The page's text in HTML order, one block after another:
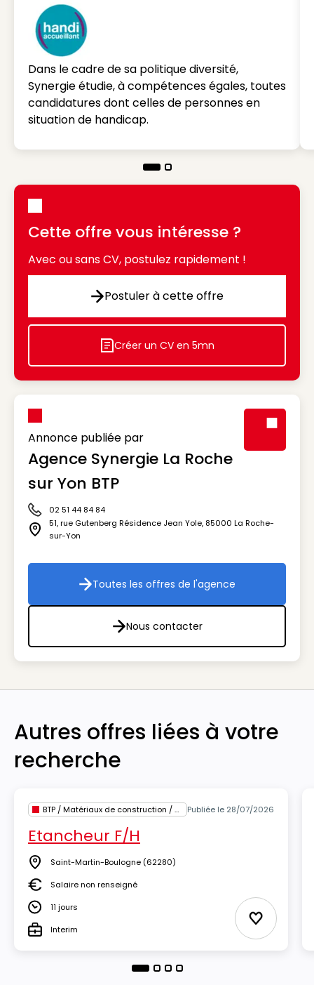
Dans le cadre de sa politique diversité,
Synergie étudie, à compétences égales, toutes
candidatures dont celles de personnes en
situation de handicap.
Cette offre vous intéresse ?
Avec ou sans CV, postulez rapidement !
Postuler à cette offre
Postuler à cette offre
Icon decorative
Créer un CV en 5mn
Annonce publiée par
Agence Synergie La Roche
sur Yon BTP
Icône téléphone
02 51 44 84 84
Icône adresse
51, rue Gutenberg Résidence Jean Yole, 85000 La Roche-
sur-Yon
Toutes les offres de l'agence
Toutes les offres de l'agence
Nous contacter
Nous contacter
Autres offres liées à votre
recherche
BTP / Matériaux de construction / Architecture Publiée le 28/07/2026
Etancheur F/H
Lieu Saint-Martin-Boulogne (62280)
SalaireSalaire non renseigné
Durée11 jours
TypeInterim Ajouter